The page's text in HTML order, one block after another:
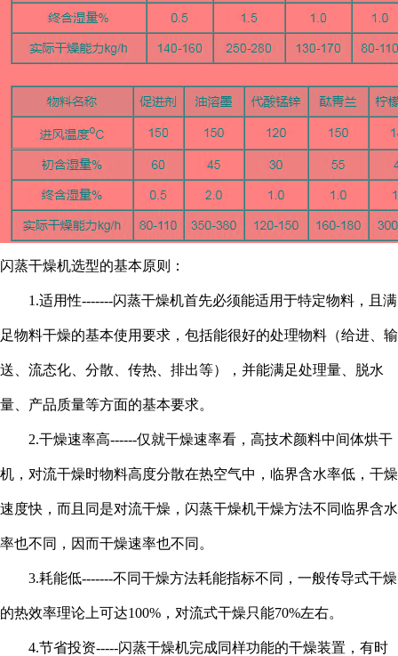
闪蒸干燥机选型的基本原则：
1.适用性-------闪蒸干燥机首先必须能适用于特定物料，且满
足物料干燥的基本使用要求，包括能很好的处理物料（给进、输
送、流态化、分散、传热、排出等），并能满足处理量、脱水
量、产品质量等方面的基本要求。
2.干燥速率高------仅就干燥速率看，高技术颜料中间体烘干
机，对流干燥时物料高度分散在热空气中，临界含水率低，干燥
速度快，而且同是对流干燥，闪蒸干燥机干燥方法不同临界含水
率也不同，因而干燥速率也不同。
3.耗能低-------不同干燥方法耗能指标不同，一般传导式干燥
的热效率理论上可达100%，对流式干燥只能70%左右。
4.节省投资-----闪蒸干燥机完成同样功能的干燥装置，有时